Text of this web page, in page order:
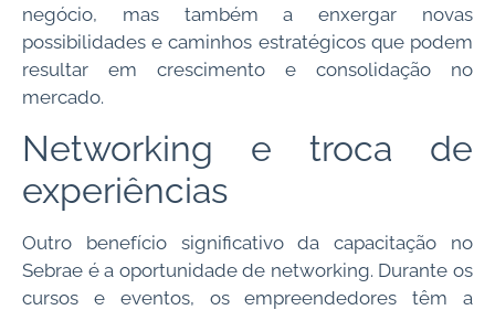
negócio, mas também a enxergar novas
possibilidades e caminhos estratégicos que podem
resultar em crescimento e consolidação no
mercado.
Networking e troca de
experiências
Outro benefício significativo da capacitação no
Sebrae é a oportunidade de networking. Durante os
cursos e eventos, os empreendedores têm a